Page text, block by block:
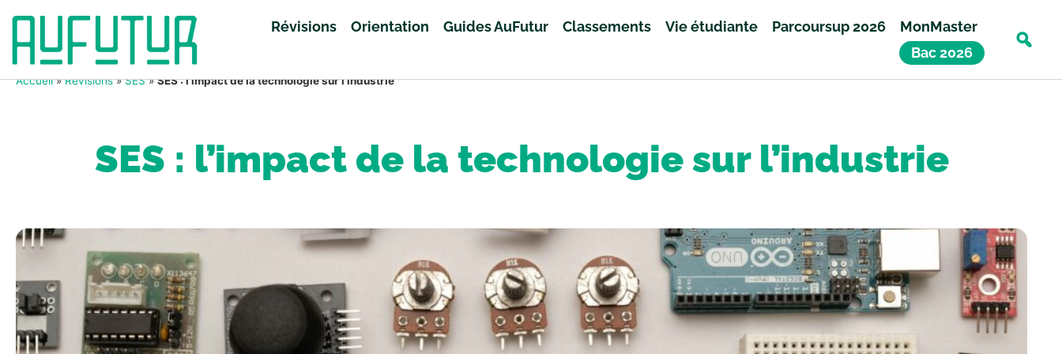
Révisions Orientation Guides AuFutur Classements Vie étudiante Parcoursup 2026
MonMaster
Bac 2026
Accueil»Révisions»SES»SES : l’impact de la technologie sur l’industrie
SES : l’impact de la technologie sur l’industrie